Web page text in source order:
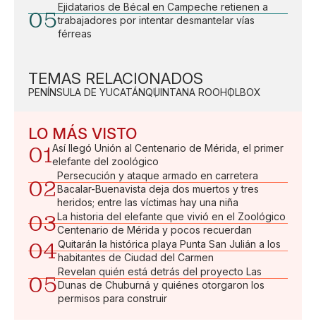
05
Ejidatarios de Bécal en Campeche retienen a
trabajadores por intentar desmantelar vías
férreas
TEMAS RELACIONADOS
PENÍNSULA DE YUCATÁNQUINTANA ROOHOLBOX
LO MÁS VISTO
01Así llegó Unión al Centenario de Mérida, el primer
elefante del zoológico
02
Persecución y ataque armado en carretera
Bacalar-Buenavista deja dos muertos y tres
heridos; entre las víctimas hay una niña
03La historia del elefante que vivió en el Zoológico
Centenario de Mérida y pocos recuerdan
04Quitarán la histórica playa Punta San Julián a los
habitantes de Ciudad del Carmen
05
Revelan quién está detrás del proyecto Las
Dunas de Chuburná y quiénes otorgaron los
permisos para construir